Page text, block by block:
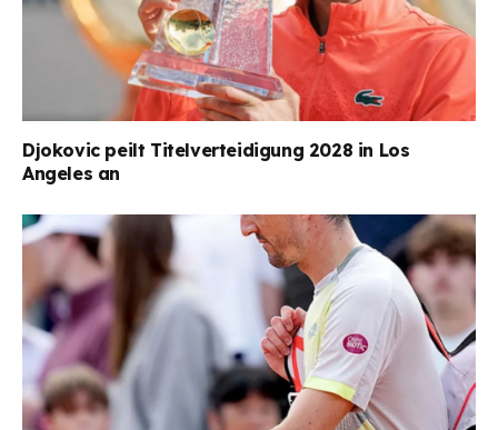
Djokovic peilt Titelverteidigung 2028 in Los
Angeles an